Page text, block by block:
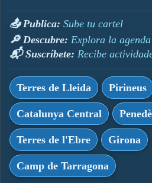
📤 Publica: Sube tu cartel
🔎 Descubre: Explora la agenda
📬 Suscrí­bete: Recibe
Terres de Lleida Pirineus
Catalunya Central
Terres de l'Ebre Girona
Camp de Tarragona